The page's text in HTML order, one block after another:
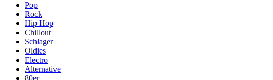
Pop
Rock
Hip Hop
Chillout
Schlager
Oldies
Electro
Alternative